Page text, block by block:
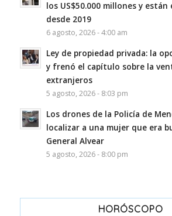
los US$50.000 millones y
desde 2019
6 agosto, 2026 - 4:00 am
Ley de propiedad privada: la
y frenó el capítulo sobre la
extranjeros
5 agosto, 2026 - 8:03 pm
Los drones de la Policía de
localizar a una mujer que era
General Alvear
5 agosto, 2026 - 8:00 pm
HORÓSCOPO